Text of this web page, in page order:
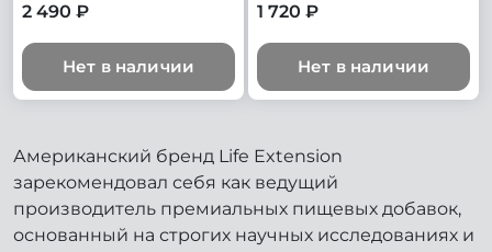
2 490 ₽
Нет в наличии
1 720 ₽
Нет в наличии
Американский бренд Life Extension
зарекомендовал себя как ведущий
производитель премиальных пищевых добавок,
основанный на строгих научных исследованиях и